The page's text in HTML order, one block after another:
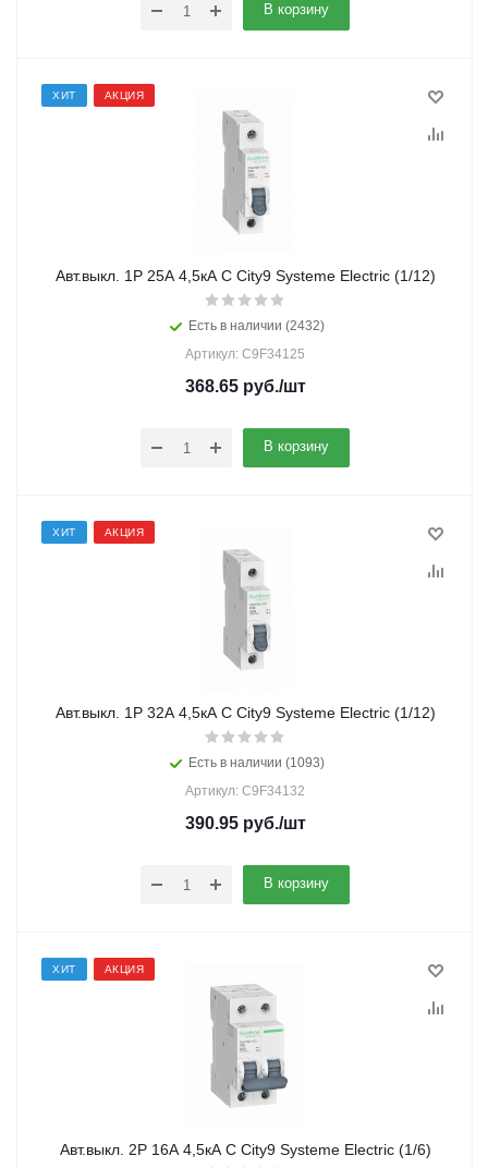
В корзину
ХИТ АКЦИЯ
Авт.выкл. 1Р 25А 4,5кА С City9 Systeme Electric (1/12)
Есть в наличии (2432)
Артикул: C9F34125
368.65руб./шт
В корзину
ХИТ АКЦИЯ
Авт.выкл. 1Р 32А 4,5кА С City9 Systeme Electric (1/12)
Есть в наличии (1093)
Артикул: C9F34132
390.95руб./шт
В корзину
ХИТ АКЦИЯ
Авт.выкл. 2Р 16А 4,5кА С City9 Systeme Electric (1/6)